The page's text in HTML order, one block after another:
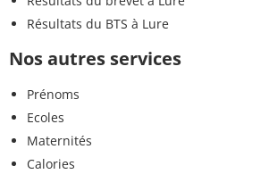
Résultats du BTS à Lure
Nos autres services
Prénoms
Ecoles
Maternités
Calories